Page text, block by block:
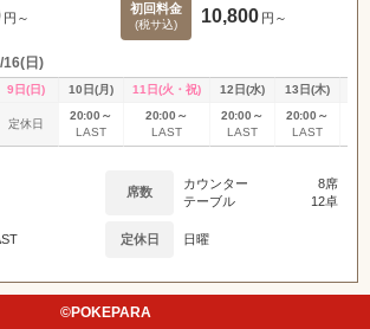
円～
初回料金
(税サ込) 10,800 円～
16(日)
9日(日) 10日(月) 11日(火・祝) 12日(水) 13日(木)
定休日
20:00～
LAST
20:00～
LAST
20:00～
LAST
20:00～
LAST
席数
カウンター
8席
テーブル
12卓
定休日 日曜
©POKEPARA